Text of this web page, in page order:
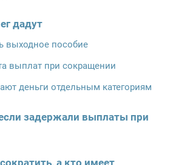
дадут
выходное пособие
выплат при сокращении
деньги отдельным категориям
задержали выплаты при
а кто имеет